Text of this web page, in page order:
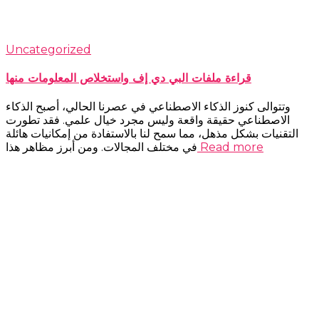
Uncategorized
قراءة ملفات البي دي إف واستخلاص المعلومات منها
وتتوالى كنوز الذكاء الاصطناعي في عصرنا الحالي، أصبح الذكاء
الاصطناعي حقيقة واقعة وليس مجرد خيال علمي. فقد تطورت
التقنيات بشكل مذهل، مما سمح لنا بالاستفادة من إمكانيات هائلة
في مختلف المجالات. ومن أبرز مظاهر هذا Read more